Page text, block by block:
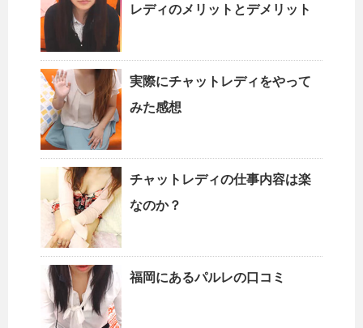
レディのメリットとデメリット
実際にチャットレディをやって
みた感想
チャットレディの仕事内容は楽
なのか？
福岡にあるパルレの口コミ